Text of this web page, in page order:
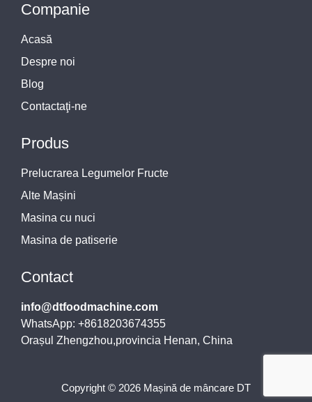
Companie
Acasă
Despre noi
Blog
Contactaţi-ne
Produs
Prelucrarea Legumelor Fructe
Alte Mașini
Masina cu nuci
Masina de patiserie
Contact
info@dtfoodmachine.com
WhatsApp: +8618203674355
Orașul Zhengzhou,provincia Henan, China
Copyright © 2026 Mașină de mâncare DT